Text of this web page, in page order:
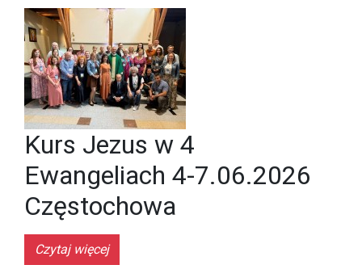
Kurs Jezus w 4
Ewangeliach 4-7.06.2026
Częstochowa
Czytaj więcej